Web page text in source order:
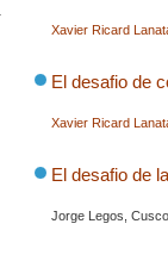
Xavier Ricard
El desafio de
Xavier Ricard
El desafio de
Jorge Legos,